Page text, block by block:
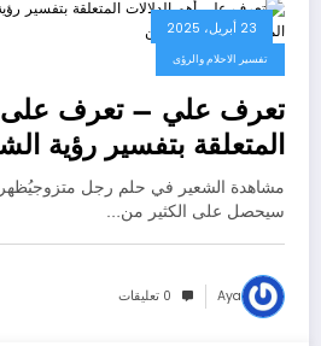
23 أبريل، 2025
تفسير الاحلام والرؤى
تعرف علي – تعرف على
المتعلقة بتفسير رؤية
للرجل المتزوج عند ابن
بالتفصيل
مشاهدة الشعير في حلم رجل
سيحصل على الكثير من…
Aya 0 تعليقات